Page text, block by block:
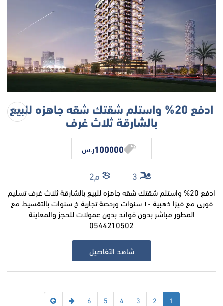
ادفع 20% واستلم شقتك شقه جاهزه للبيع
بالشارقة ثلاث غرف
100000ر.س
3 م2
ادفع 20% واستلم شقتك شقه جاهزه للبيع بالشارقة ثلاث غرف تسليم
فورى مع فيزا ذهبية ١٠ سنوات ورخصة تجارية خ سنوات بالتقسيط مع
المطور مباشر بدون فوائد بدون عمولات للحجز والمعاينة
0544210502
شاهد التفاصيل
1
2
3
4
5
6